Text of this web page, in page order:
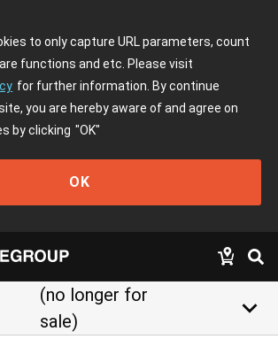
to only capture URL parameters, count
functions and etc. Please visit
for further information. By continue
you are hereby aware of and agree on
by clicking "OK"
OK
(no longer for
sale)
keyboard_arrow_down